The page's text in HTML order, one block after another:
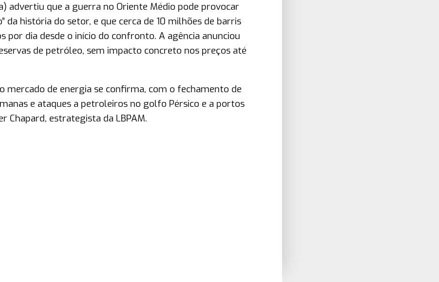
advertiu que a guerra no Oriente Médio pode provocar
da história do setor, e que cerca de 10 milhões de barris
por dia desde o início do confronto. A agência anunciou
de petróleo, sem impacto concreto nos preços até
mercado de energia se confirma, com o fechamento de
e ataques a petroleiros no golfo Pérsico e a portos
Chapard, estrategista da LBPAM.